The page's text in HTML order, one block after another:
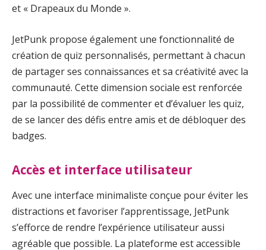
et « Drapeaux du Monde ».
JetPunk propose également une fonctionnalité de
création de quiz personnalisés, permettant à chacun
de partager ses connaissances et sa créativité avec la
communauté. Cette dimension sociale est renforcée
par la possibilité de commenter et d’évaluer les quiz,
de se lancer des défis entre amis et de débloquer des
badges.
Accès et interface utilisateur
Avec une interface minimaliste conçue pour éviter les
distractions et favoriser l’apprentissage, JetPunk
s’efforce de rendre l’expérience utilisateur aussi
agréable que possible. La plateforme est accessible